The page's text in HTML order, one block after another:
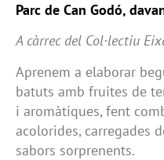
Parc de Can Godó,
A càrrec del Col·lectiu
Aprenem a elaborar
batuts amb fruites de
i aromàtiques, fent
acolorides, carregades
sabors sorprenents.